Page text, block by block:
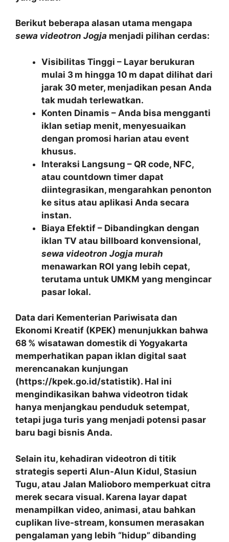
Berikut beberapa alasan utama mengapa
sewa videotron Jogja menjadi pilihan cerdas:
Visibilitas Tinggi – Layar berukuran
mulai 3 m hingga 10 m dapat dilihat dari
jarak 30 meter, menjadikan pesan Anda
tak mudah terlewatkan.
Konten Dinamis – Anda bisa mengganti
iklan setiap menit, menyesuaikan
dengan promosi harian atau event
khusus.
Interaksi Langsung – QR code, NFC,
atau countdown timer dapat
diintegrasikan, mengarahkan penonton
ke situs atau aplikasi Anda secara
instan.
Biaya Efektif – Dibandingkan dengan
iklan TV atau billboard konvensional,
sewa videotron Jogja murah
menawarkan ROI yang lebih cepat,
terutama untuk UMKM yang mengincar
pasar lokal.
Data dari Kementerian Pariwisata dan
Ekonomi Kreatif (KPEK) menunjukkan bahwa
68 % wisatawan domestik di Yogyakarta
memperhatikan papan iklan digital saat
merencanakan kunjungan
(https://kpek.go.id/statistik). Hal ini
mengindikasikan bahwa videotron tidak
hanya menjangkau penduduk setempat,
tetapi juga turis yang menjadi potensi pasar
baru bagi bisnis Anda.
Selain itu, kehadiran videotron di titik
strategis seperti Alun‑Alun Kidul, Stasiun
Tugu, atau Jalan Malioboro memperkuat citra
merek secara visual. Karena layar dapat
menampilkan video, animasi, atau bahkan
cuplikan live‑stream, konsumen merasakan
pengalaman yang lebih “hidup” dibanding